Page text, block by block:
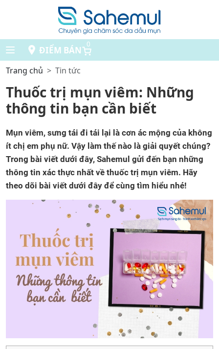
ĐIỂM BÁN
0
Trang chủ Tin tức
Thuốc trị mụn viêm: Những
thông tin bạn cần biết
Mụn viêm, sưng tái đi tái lại là cơn ác mộng của không
ít chị em phụ nữ. Vậy làm thế nào là giải quyết chúng?
Trong bài viết dưới đây, Sahemul gửi đến bạn những
thông tin xác thực nhất về thuốc trị mụn viêm. Hãy
theo dõi bài viết dưới đây để cùng tìm hiểu nhé!